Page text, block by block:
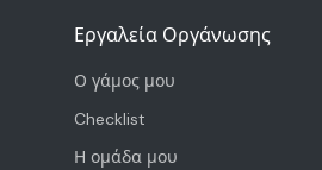
Εργαλεία Οργάνωσης
Ο γάμος μου
Checklist
Η ομάδα μου